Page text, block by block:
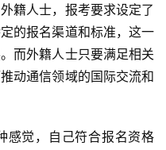
籍人士，报考要求设定了
的报名渠道和标准，这一
而外籍人士只要满足相关
动通信领域的国际交流和
感觉，自己符合报名资格